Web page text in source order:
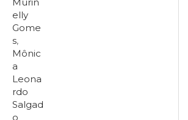
elly
Gome
s,
Mônic
a
Leona
rdo
Salgad
o